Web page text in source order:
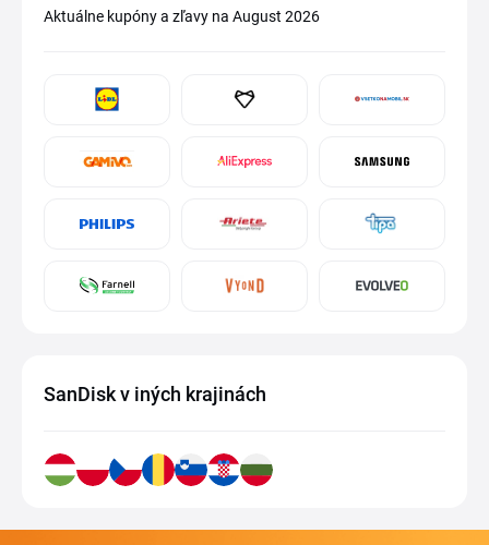
Aktuálne kupóny a zľavy na August 2026
SanDisk v iných krajinách